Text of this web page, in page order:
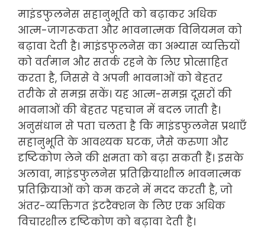
माइंडफुलनेस सहानुभूति को बढ़ाकर अधिक
आत्म-जागरूकता और भावनात्मक विनियमन को
बढ़ावा देती है। माइंडफुलनेस का अभ्यास व्यक्तियों
को वर्तमान और सतर्क रहने के लिए प्रोत्साहित
करता है, जिससे वे अपनी भावनाओं को बेहतर
तरीके से समझ सकें। यह आत्म-समझ दूसरों की
भावनाओं की बेहतर पहचान में बदल जाती है।
अनुसंधान से पता चलता है कि माइंडफुलनेस प्रथाएँ
सहानुभूति के आवश्यक घटक, जैसे करुणा और
दृष्टिकोण लेने की क्षमता को बढ़ा सकती हैं। इसके
अलावा, माइंडफुलनेस प्रतिक्रियाशील भावनात्मक
प्रतिक्रियाओं को कम करने में मदद करती है, जो
अंतर-व्यक्तिगत इंटरैक्शन के लिए एक अधिक
विचारशील दृष्टिकोण को बढ़ावा देती है।